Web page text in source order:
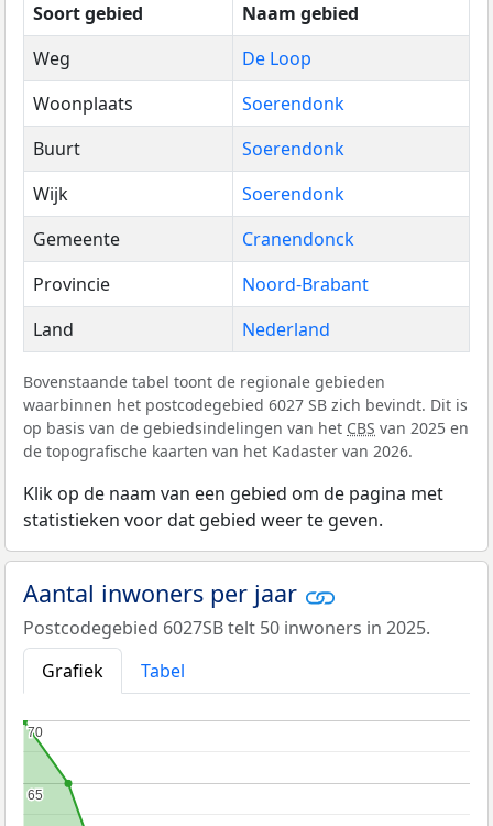
Soort gebied
Naam gebied
Weg
De Loop
Woonplaats
Soerendonk
Buurt
Soerendonk
Wijk
Soerendonk
Gemeente
Cranendonck
Provincie
Noord-Brabant
Land
Nederland
Bovenstaande tabel toont de regionale gebieden
waarbinnen het postcodegebied 6027 SB zich bevindt. Dit is
op basis van de gebiedsindelingen van het CBS van 2025 en
de topografische kaarten van het Kadaster van 2026.
Klik op de naam van een gebied om de pagina met
statistieken voor dat gebied weer te geven.
Aantal inwoners per jaar
Postcodegebied 6027SB telt 50 inwoners in 2025.
Grafiek
Tabel
65
65
70
70